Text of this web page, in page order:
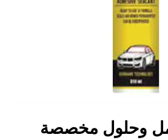
وحلول مخصصة